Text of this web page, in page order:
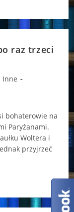
raz trzeci
Inne
na
Paryżanami.
Woltera i
przyjrzeć